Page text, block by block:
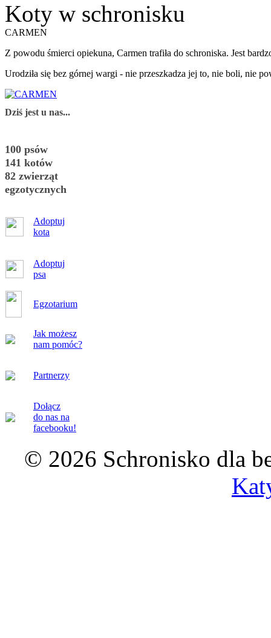
Koty w schronisku
CARMEN
Z powodu śmierci opiekuna, Carmen trafiła do schroniska. Jest
Urodziła się bez górnej wargi - nie przeszkadza jej to, nie boli, nie
Dziś jest u nas...
100 psów
141 kotów
82 zwierząt
egzotycznych
Adoptuj
kota
Adoptuj
psa
Egzotarium
Jak możesz
nam pomóc?
Partnerzy
Dołącz
do nas na
facebooku!
© 2026 Schronisko dla